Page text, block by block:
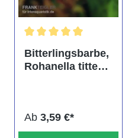
Bitterlingsbarbe,
Rohanella titteya,
Ab 3,59 €*